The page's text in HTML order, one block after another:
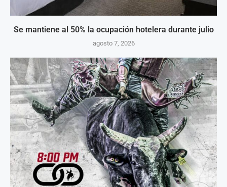
Se mantiene al 50% la ocupación hotelera durante julio
agosto 7, 2026